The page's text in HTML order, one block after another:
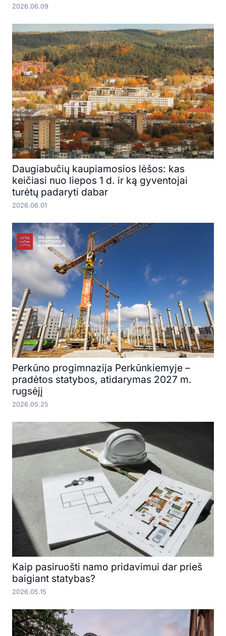
2026.06.09
Daugiabučių kaupiamosios lėšos: kas
keičiasi nuo liepos 1 d. ir ką gyventojai
turėtų padaryti dabar
2026.06.01
Perkūno progimnazija Perkūnkiemyje –
pradėtos statybos, atidarymas 2027 m.
rugsėjį
2026.05.25
Kaip pasiruošti namo pridavimui dar prieš
baigiant statybas?
2026.05.15